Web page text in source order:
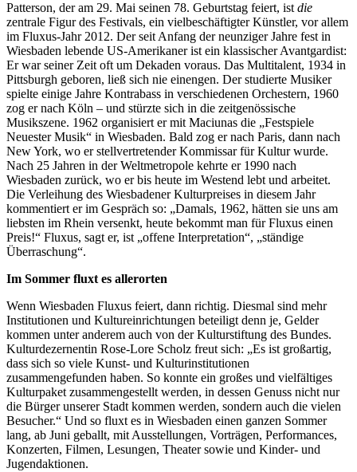
Patterson, der am 29. Mai seinen 78. Geburtstag feiert, ist die
zentrale Figur des Festivals, ein vielbeschäftigter Künstler, vor allem
im Fluxus-Jahr 2012. Der seit Anfang der neunziger Jahre fest in
Wiesbaden lebende US-Amerikaner ist ein klassischer Avantgardist:
Er war seiner Zeit oft um Dekaden voraus. Das Multitalent, 1934 in
Pittsburgh geboren, ließ sich nie einengen. Der studierte Musiker
spielte einige Jahre Kontrabass in verschiedenen Orchestern, 1960
zog er nach Köln – und stürzte sich in die zeitgenössische
Musikszene. 1962 organisiert er mit Maciunas die „Festspiele
Neuester Musik“ in Wiesbaden. Bald zog er nach Paris, dann nach
New York, wo er stellvertretender Kommissar für Kultur wurde.
Nach 25 Jahren in der Weltmetropole kehrte er 1990 nach
Wiesbaden zurück, wo er bis heute im Westend lebt und arbeitet.
Die Verleihung des Wiesbadener Kulturpreises in diesem Jahr
kommentiert er im Gespräch so: „Damals, 1962, hätten sie uns am
liebsten im Rhein versenkt, heute bekommt man für Fluxus einen
Preis!“ Fluxus, sagt er, ist „offene Interpretation“, „ständige
Überraschung“.
Im Sommer fluxt es allerorten
Wenn Wiesbaden Fluxus feiert, dann richtig. Diesmal sind mehr
Institutionen und Kultureinrichtungen beteiligt denn je, Gelder
kommen unter anderem auch von der Kulturstiftung des Bundes.
Kulturdezernentin Rose-Lore Scholz freut sich: „Es ist großartig,
dass sich so viele Kunst- und Kulturinstitutionen
zusammengefunden haben. So konnte ein großes und vielfältiges
Kulturpaket zusammengestellt werden, in dessen Genuss nicht nur
die Bürger unserer Stadt kommen werden, sondern auch die vielen
Besucher.“ Und so fluxt es in Wiesbaden einen ganzen Sommer
lang, ab Juni geballt, mit Ausstellungen, Vorträgen, Performances,
Konzerten, Filmen, Lesungen, Theater sowie und Kinder- und
Jugendaktionen.